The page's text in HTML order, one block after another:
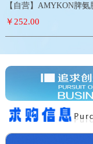
￥252.00